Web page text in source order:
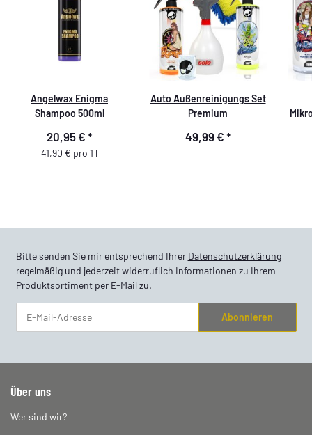
Angelwax Enigma
Shampoo 500ml
20,95 € *
41,90 € pro 1 l
Auto Außenreinigungs Set
Premium
49,99 € *
Bitte senden Sie mir entsprechend Ihrer Datenschutzerklärung
regelmäßig und jederzeit widerruflich Informationen zu Ihrem
Produktsortiment per E-Mail zu.
Abonnieren
Über uns
Wer sind wir?